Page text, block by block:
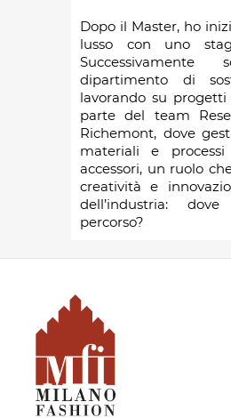
Dopo il Master, ho
lusso con uno
dipartimento di
lavorando su
parte del team
Richemont, dove
materiali e
accessori, un ruolo
creatività e
dell’industria:
percorso?